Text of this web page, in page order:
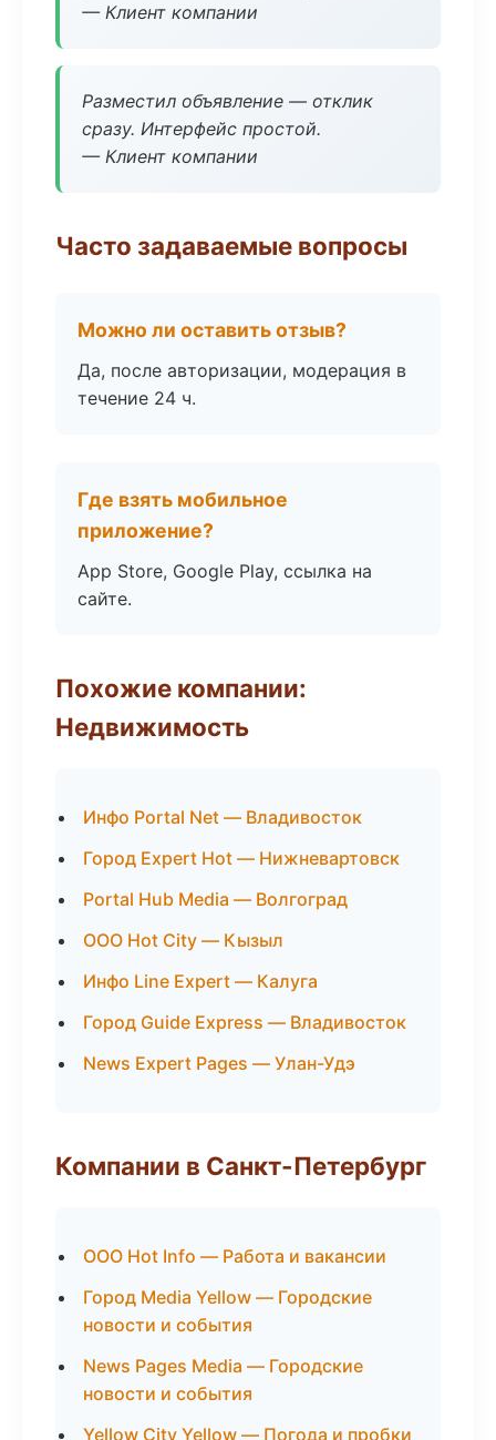
— Клиент компании
Разместил объявление — отклик
сразу. Интерфейс простой.
— Клиент компании
Часто задаваемые вопросы
Можно ли оставить отзыв?
Да, после авторизации, модерация в
течение 24 ч.
Где взять мобильное
приложение?
App Store, Google Play, ссылка на
сайте.
Похожие компании:
Недвижимость
Инфо Portal Net — Владивосток
Город Expert Hot — Нижневартовск
Portal Hub Media — Волгоград
ООО Hot City — Кызыл
Инфо Line Expert — Калуга
Город Guide Express — Владивосток
News Expert Pages — Улан-Удэ
Компании в Санкт-Петербург
ООО Hot Info — Работа и вакансии
Город Media Yellow — Городские
новости и события
News Pages Media — Городские
новости и события
Yellow City Yellow — Погода и пробки